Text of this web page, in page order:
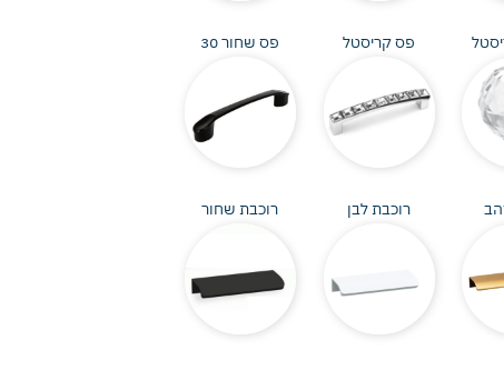
פס קריסטל פס שחור 30
רוכבת לבן רוכבת שחור